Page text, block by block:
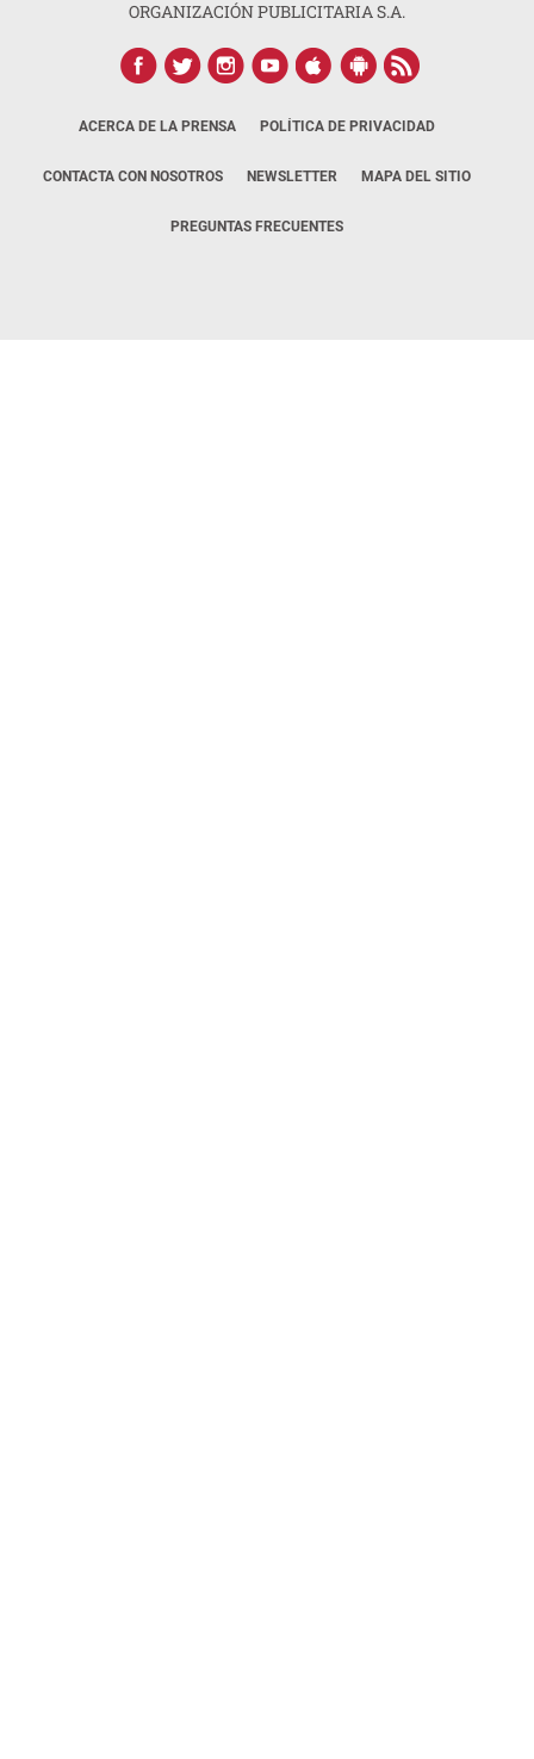
ORGANIZACIÓN PUBLICITARIA S.A.
ACERCA DE LA PRENSA POLÍTICA DE PRIVACIDAD
CONTACTA CON NOSOTROS NEWSLETTER MAPA DEL SITIO
PREGUNTAS FRECUENTES